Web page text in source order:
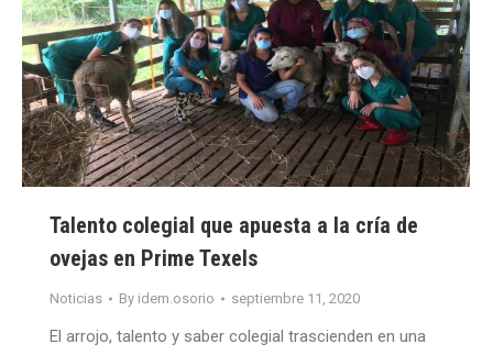
Talento colegial que apuesta a la cría de
ovejas en Prime Texels
Noticias By idem.osorio septiembre 11, 2020
El arrojo, talento y saber colegial trascienden en una